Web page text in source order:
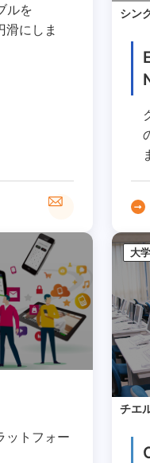
ルを
滑にしま
シン
ットフォー
大
チエ